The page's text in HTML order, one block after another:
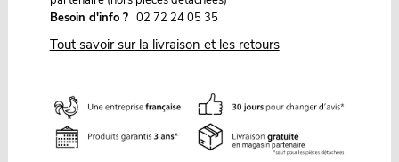
Besoin d'info ? 02 72 24 05 35
Tout savoir sur la livraison et les retours